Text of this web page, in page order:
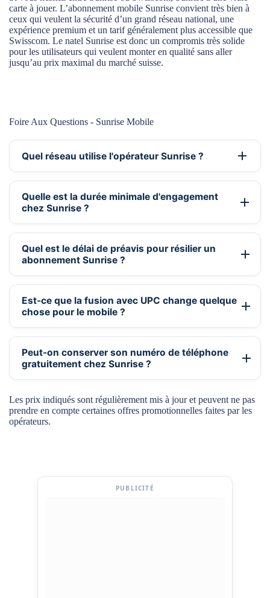
carte à jouer. L’abonnement mobile Sunrise convient très bien à
ceux qui veulent la sécurité d’un grand réseau national, une
expérience premium et un tarif généralement plus accessible que
Swisscom. Le natel Sunrise est donc un compromis très solide
pour les utilisateurs qui veulent monter en qualité sans aller
jusqu’au prix maximal du marché suisse.
Foire Aux Questions - Sunrise Mobile
Quel réseau utilise l'opérateur Sunrise ?
Quelle est la durée minimale d'engagement
chez Sunrise ?
Quel est le délai de préavis pour résilier un
abonnement Sunrise ?
Est-ce que la fusion avec UPC change quelque
chose pour le mobile ?
Peut-on conserver son numéro de téléphone
gratuitement chez Sunrise ?
Les prix indiqués sont régulièrement mis à jour et peuvent ne pas
prendre en compte certaines offres promotionnelles faites par les
opérateurs.
PUBLICITÉ